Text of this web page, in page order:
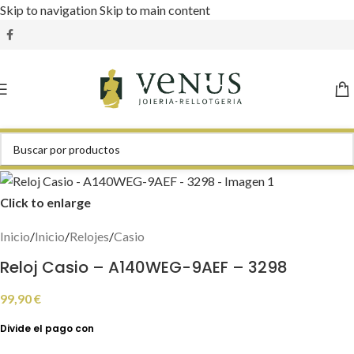
Skip to navigationSkip to main content
Click to enlarge
Inicio/Inicio/Relojes/Casio
Reloj Casio – A140WEG-9AEF – 3298
99,90€